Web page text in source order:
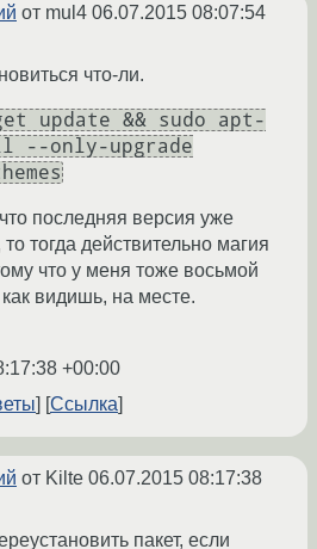
от mul4 06.07.2015 08:07:54
что-ли.
update && sudo apt-
--only-upgrade
последняя версия уже
тогда действительно магия
что у меня тоже восьмой
видишь, на месте.
+00:00
Ссылка
от Kilte 06.07.2015 08:17:38
пакет, если